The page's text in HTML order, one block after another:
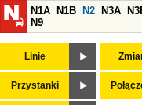
N1A
N1B N2 N3A
N9
Linie
Przystanki